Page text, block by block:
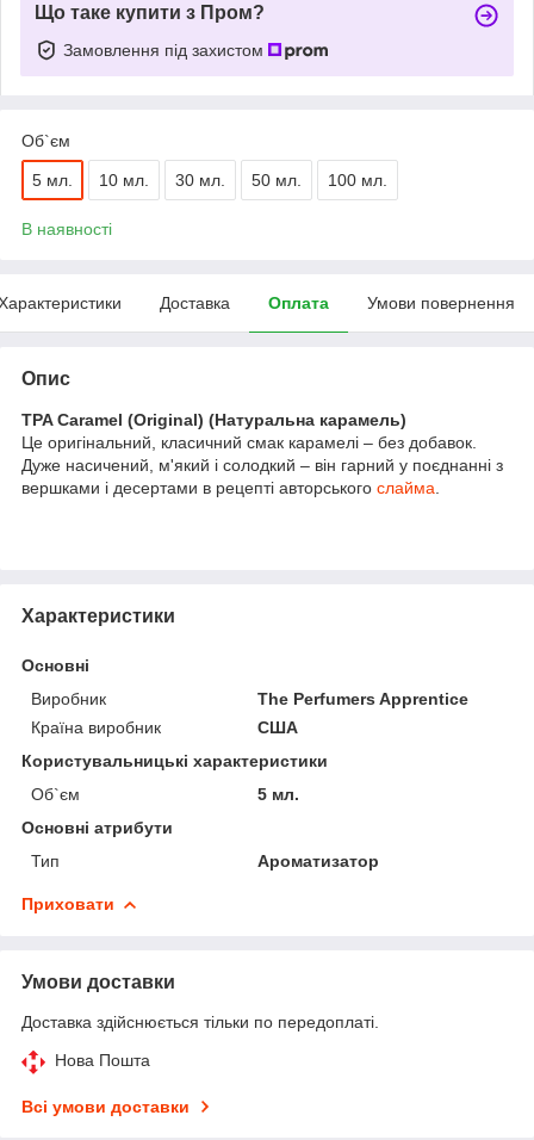
Що таке купити з Пром?
Замовлення під захистом
Об`єм
5 мл. 10 мл. 30 мл. 50 мл. 100 мл.
В наявності
Доставка Оплата Умови повернення
Опис
TPA Caramel (Original) (Натуральна карамель)
Це оригінальний, класичний смак карамелі – без добавок.
Дуже насичений, м'який і солодкий – він гарний у поєднанні з
вершками і десертами в рецепті авторського слайма
Характеристики
Основні
Виробник
The Perfumers Apprentice
Країна виробник
США
Користувальницькі характеристики
Об`єм
5 мл.
Основні атрибути
Тип
Ароматизатор
Приховати
Умови доставки
Доставка здійснюється тільки по передоплаті.
Нова Пошта
Всі умови доставки